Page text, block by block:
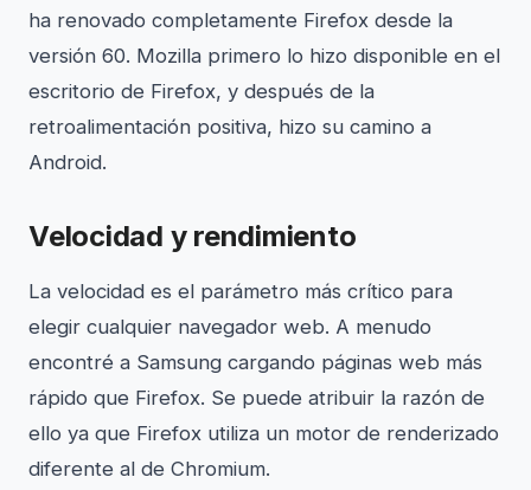
ha renovado completamente Firefox desde la
versión 60. Mozilla primero lo hizo disponible en el
escritorio de Firefox, y después de la
retroalimentación positiva, hizo su camino a
Android.
Velocidad y rendimiento
La velocidad es el parámetro más crítico para
elegir cualquier navegador web. A menudo
encontré a Samsung cargando páginas web más
rápido que Firefox. Se puede atribuir la razón de
ello ya que Firefox utiliza un motor de renderizado
diferente al de Chromium.